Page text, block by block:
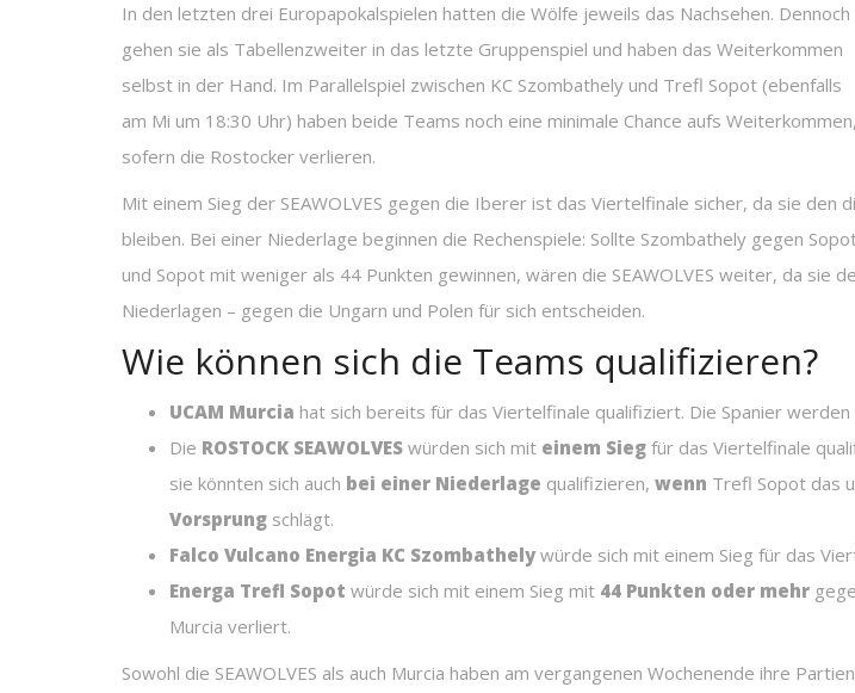
In den letzten drei Europapokalspielen hatten die Wölfe jeweils das Nachsehen. Dennoch
gehen sie als Tabellenzweiter in das letzte Gruppenspiel und haben das Weiterkommen
selbst in der Hand. Im Parallelspiel zwischen KC Szombathely und Trefl Sopot (ebenfalls
am Mi um 18:30 Uhr) haben beide Teams noch eine minimale Chance aufs Weiterkommen,
sofern die Rostocker verlieren.
Mit einem Sieg der SEAWOLVES gegen die Iberer ist das Viertelfinale sicher, da sie
bleiben. Bei einer Niederlage beginnen die Rechenspiele: Sollte Szombathely gegen
und Sopot mit weniger als 44 Punkten gewinnen, wären die SEAWOLVES weiter, da sie
Niederlagen – gegen die Ungarn und Polen für sich entscheiden.
Wie können sich die Teams qualifizieren?
UCAM Murcia hat sich bereits für das Viertelfinale qualifiziert. Die Spanier
Die ROSTOCK SEAWOLVES würden sich mit einem Sieg für das Viertelfinale
sie könnten sich auch bei einer Niederlage qualifizieren, wenn Trefl Sopot das
Vorsprung schlägt.
Falco Vulcano Energia KC Szombathely würde sich mit einem Sieg für das
Energa Trefl Sopot würde sich mit einem Sieg mit 44 Punkten oder mehr
Murcia verliert.
Sowohl die SEAWOLVES als auch Murcia haben am vergangenen Wochenende ihre